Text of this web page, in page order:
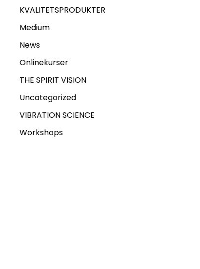
KVALITETSPRODUKTER
Medium
News
Onlinekurser
THE SPIRIT VISION
Uncategorized
VIBRATION SCIENCE
Workshops